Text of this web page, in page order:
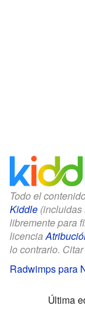
Todo el
Kiddle (incluidas
libremente para
licencia
lo contrario.
Radwimps para
Última